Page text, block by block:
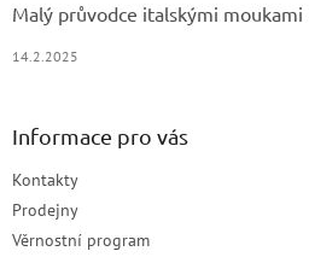
Malý průvodce italskými moukami
14.2.2025
Informace pro vás
Kontakty
Prodejny
Věrnostní program